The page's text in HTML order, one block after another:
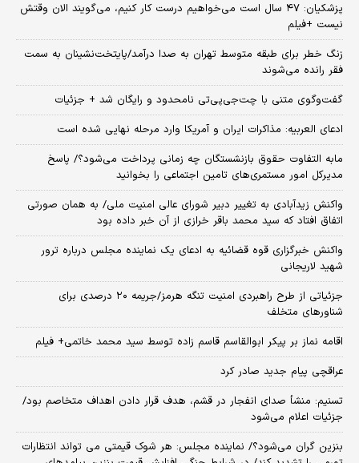
پزشکیان: ۴۷ سال است می‌خواهیم درست کار کنیم، می‌گویند الان وقتش
نیست +فیلم
زنگ خطر برای طبقه متوسط تهران به صدا درآمد/پایتخت‌نشینان به سمت
فقر رانده می‌شوند
گفت‌وگوی متنی با چت‌جی‌پی‌تی نامحدود و رایگان شد + جزئیات
ادعای العربیه: مذاکرات ایران و آمریکا وارد مرحله نهایی شده است
مابه التفاوت حقوق بازنشستگان چه زمانی پرداخت می‌شود؟/ پاسخ
مدیرکل امور مستمری‌های تامین اجتماعی را بخوانید
واکنش زیدآبادی به تغییر دبیر شورای عالی امنیت ملی/ به همان صورتی
اتفاق افتاد که سید محمد باقر خرازی از آن خبر داده بود
واکنش خبرگزاری قوه قضائیه به ادعای یک نماینده مجلس درباره ترور
شهید لاریجانی
جزئیاتی از طرح راهبردی امنیت تنگه هرمز/جریمه ۲۰ درصدی برای
شناورهای متخلف
اقامه نماز بر پیکر ابوالقاسم قاسم زاده توسط سید محمد خاتمی+ فیلم
عراقچی پیام جدید صادر کرد
تسنیم: منشأ صدای انفجار در قشم، هدف قرار دادن اهداف متخاصم بود/
جزئیات اعلام می‌شود
بنزین گران می‌شود؟/ نماینده مجلس: هر شوک قیمتی می تواند انتظارات